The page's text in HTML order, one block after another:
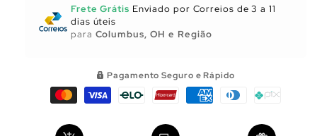
CozinhaCozinha
Frete Grátis Enviado por Correios de 3 a 11
dias úteis
para Columbus, OH e Região
Pagamento Seguro e Rápido